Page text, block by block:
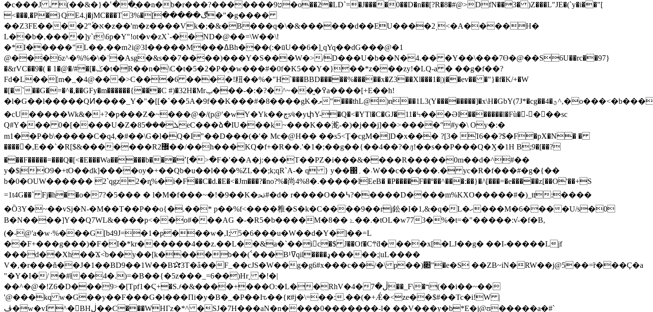
�c���J , (��&�}�ՙ��ֲ��n�b�r���?�������9ט�o��2�LD`=�J����0��D�n��[?R�8�#@>DfN��3� )Z���L"JE�(`y�i��"[
<���,�P�}QE4.j�jMC���Tڰ�����]�%3�"�g����
��Z3FE����א�۫"2�z��'m�z����Vk�;�&�B���q�\�&������d��EU����2ˌ<�A����H�
L��b�,����]y`r\6p�Y"!ot�v�zX`-��ND�@��=\W��\!
�*I�����"L��,��mϩi@3I�����M���ߡBh���(:�ūU��6�]˿qYq��dG���@�1
@���6z^�%%�\�¨�Asg�&s��7����)���Y�S���W�>/D���U�b��N�4.�� �Y��\���7Ө�@��S6U��rc��97}
�&rVC��9�( � 1�@�/#�[�ݢ�t�R��n�\C�t�5�2�P�ֵ�w���#�0f�K5��Y�}��*z���zy!�LQ-a � ��g�f��?
Fd�L��[m�_�4@���>C���6 ����!粈��%�"H`���BBD�����%�����x�Z3��Xl���1�|)|��ev�� �"}�f�K/+�W
�[�`��G�=�^�,��GFy�m������{���C #)�32H�Mrݕ���-�:�?�^~���᪸߉a����[+E��h!
�l�G��l�����QͶ����_Y�"�[[�`��5A�9f��K���#�8����gΚ�ލ"���thL@)n��1L3(Y��������]�x\H�GbY(7J*�cg��4�ؿ^,�o���<�b���@d}o,!
�cU�����Wk&�+?�p���Z�~���@�/(p@'�wY�Yk��ڄsӵ�yփY-�Q�<�YTl�C�GJ�11�Ϟ���ƏI�������l�Fù�-���sc
Q#Y��� 0�[����U�Z�8ܠ���5eC���ձ�IU���k~���K��㵃-�)�j��j]��>����ʺ#y�\ Oy�:�
m1��P�b\�����C�q4,�#��\G�l�Q�I"��D���(�'� Mc�@H�� ��s5<Ţ�cgM�]D�x��� ?[3� Ί6��?$�F�pX�N� �
�����ً,E��`�R[$&�������R޼2��/��h���KQ�f+�R��.'�1�;��g��{��4��?�ԓ!��s��P���Q�Ӽ�1H B;9�[��?
���F�����=���Q�[<�E���Wa�����b���՚[�>�F�'��A�j:���T��PZ�i���&����R�����0m��d�^#��
y�$|O9�+tO��dk]����oy�+��Qb�u��l���%ZL��;k;qR`A-� q } y��΃؍�˒W��c�����.� yc�R�f���#�g�{��
b�0�OUW������ 2`qgz2�ȵ%�і�F��C�d.�E�<�Jm���?�no?%�尚4%8�.�����lEeB� �P����F��º��^���:��}�/\[���=�e�����z[��O'��+S
=1t4G��` Fj�һ��o�7?�5��� � l�M�f���~�!�9��K�ﳓ#�d� r����O��߆?�����D����m%KXO�����#�)_tt:����
�Ȍ3Y�~��vSj�N-�M��T��P��o{�.��* p��%f<����䊒�S�k�C����9��rj鈆�I�1,&�q�L�ހ���M�6����U/s�0
B�N����]Y��Q7WL&����p<��o#���AG �-�R5�b����M�8�� ۓ��.�tOL�w773�%�t=�"�����:v҅-�f�B,
(�-@'a�w·%���G[b49J=�1�p���w�,I; 5�6���u�W��d�Y�]��=L
��F+���g���)�F�I�*kr������4��z.��L��&a�`��ic�$ J��Of�C܊ƌ����x[�LJ��g� ��I-�����Ljf
���d��Xh��Ϫ<֙b��y��[k����b��(`́���B¹ߜqil����ډ�����;|uL����
V�,�r���ň��J�1��BD9��1W��B✰3T�ǡ��F_��cJS�W��g�g6#x���c��/�\ p��)׊"�e�S ��ZB~iN�RW��j@5��=ȑ���Ç�a
"�Y�I�/ �#ƚ��4�.)=�B��{�5z���_=6��)Hr˛ �!�|
��^�@�!Z6�D���9>�[Tpf1�Ϛ+�S.҂�&����+���O:�L��RhV�4�ڷ�7��_F\�ר(��i��~��
'@���kq w�G��y��F���G�l���Πi�y�B�_�P��Iԏ��{ԟ#j�\=��:.��(�+Ǽ�<ze��$#��Tc�i!W |
ڤ�w�vI ^�BHڶ��C���WHГz�*^ �SJ�7H���aN�n����0�������-l� ��V���y�b*E�j@ʊ�����a�#`